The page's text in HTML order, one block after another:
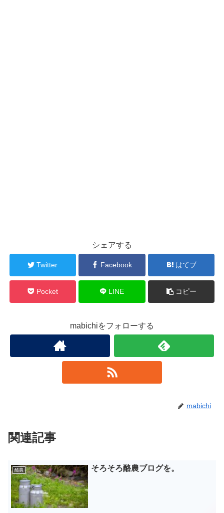
シェアする
Twitter Facebook はてブ
Pocket LINE コピー
mabichiをフォローする
mabichi
関連記事
酪農 そろそろ酪農ブログを。